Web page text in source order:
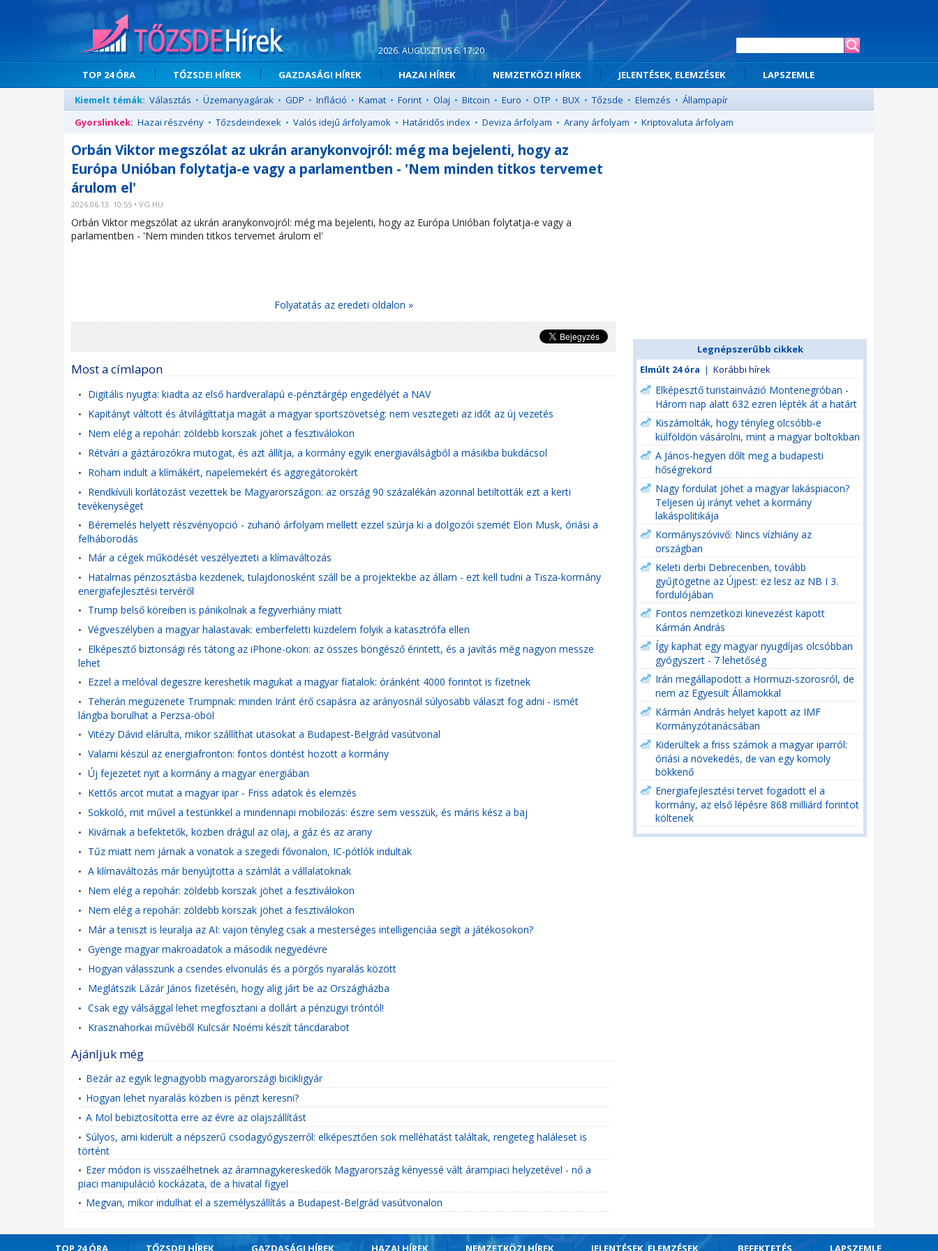
2026. AUGUSZTUS 6. 17:20
TOP 24 ÓRA TŐZSDEI HÍREK GAZDASÁGI HÍREK HAZAI HÍREK NEMZETKÖZI HÍREK JELENTÉSEK, ELEMZÉSEK
LAPSZEMLE
Kiemelt témák: Választás • Üzemanyagárak • GDP • Infláció • Kamat • Forint • Olaj • Bitcoin • Euro • OTP • BUX • Tőzsde • Elemzés • Állampapír
Gyorslinkek: Hazai részvény • Tőzsdeindexek • Valós idejű árfolyamok • Határidős index • Deviza árfolyam • Arany árfolyam • Kriptovaluta árfolyam
Orbán Viktor megszólat az ukrán aranykonvojról: még ma bejelenti, hogy az
Európa Unióban folytatja-e vagy a parlamentben - 'Nem minden titkos tervemet
árulom el'
2026.06.13. 10:55 • VG.HU
Orbán Viktor megszólat az ukrán aranykonvojról: még ma bejelenti, hogy az Európa Unióban folytatja-e vagy a
parlamentben - 'Nem minden titkos tervemet árulom el'
Folyatatás az eredeti oldalon »
Most a címlapon
• Digitális nyugta: kiadta az első hardveralapú e-pénztárgép engedélyét a NAV
• Kapitányt váltott és átvilágíttatja magát a magyar sportszövetség: nem vesztegeti az időt az új vezetés
• Nem elég a repohár: zöldebb korszak jöhet a fesztiválokon
• Rétvári a gáztározókra mutogat, és azt állítja, a kormány egyik energiaválságból a másikba bukdácsol
• Roham indult a klímákért, napelemekért és aggregátorokért
• Rendkívüli korlátozást vezettek be Magyarországon: az ország 90 százalékán azonnal betiltották ezt a kerti
tevékenységet
• Béremelés helyett részvényopció - zuhanó árfolyam mellett ezzel szúrja ki a dolgozói szemét Elon Musk, óriási a
felháborodás
• Már a cégek működését veszélyezteti a klímaváltozás
• Hatalmas pénzosztásba kezdenek, tulajdonosként száll be a projektekbe az állam - ezt kell tudni a Tisza-kormány
energiafejlesztési tervéről
• Trump belső köreiben is pánikolnak a fegyverhiány miatt
• Végveszélyben a magyar halastavak: emberfeletti küzdelem folyik a katasztrófa ellen
• Elképesztő biztonsági rés tátong az iPhone-okon: az összes böngésző érintett, és a javítás még nagyon messze
lehet
• Ezzel a melóval degeszre kereshetik magukat a magyar fiatalok: óránként 4000 forintot is fizetnek
• Teherán megüzenete Trumpnak: minden Iránt érő csapásra az arányosnál súlyosabb választ fog adni - ismét
lángba borulhat a Perzsa-öböl
• Vitézy Dávid elárulta, mikor szállíthat utasokat a Budapest-Belgrád vasútvonal
• Valami készül az energiafronton: fontos döntést hozott a kormány
• Új fejezetet nyit a kormány a magyar energiában
• Kettős arcot mutat a magyar ipar - Friss adatok és elemzés
• Sokkoló, mit művel a testünkkel a mindennapi mobilozás: észre sem vesszük, és máris kész a baj
• Kivárnak a befektetők, közben drágul az olaj, a gáz és az arany
• Tűz miatt nem járnak a vonatok a szegedi fővonalon, IC-pótlók indultak
• A klímaváltozás már benyújtotta a számlát a vállalatoknak
• Nem elég a repohár: zöldebb korszak jöhet a fesztiválokon
• Nem elég a repohár: zöldebb korszak jöhet a fesztiválokon
• Már a teniszt is leuralja az AI: vajon tényleg csak a mesterséges intelligenciáa segít a játékosokon?
• Gyenge magyar makroadatok a második negyedévre
• Hogyan válasszunk a csendes elvonulás és a pörgős nyaralás között
• Meglátszik Lázár János fizetésén, hogy alig járt be az Országházba
• Csak egy válsággal lehet megfosztani a dollárt a pénzügyi tróntól!
• Krasznahorkai művéből Kulcsár Noémi készít táncdarabot
Ajánljuk még
• Bezár az egyik legnagyobb magyarországi bicikligyár
• Hogyan lehet nyaralás közben is pénzt keresni?
• A Mol bebiztosította erre az évre az olajszállítást
• Súlyos, ami kiderült a népszerű csodagyógyszerről: elképesztően sok melléhatást találtak, rengeteg haláleset is
történt
• Ezer módon is visszaélhetnek az áramnagykereskedők Magyarország kényessé vált árampiaci helyzetével - nő a
piaci manipuláció kockázata, de a hivatal figyel
• Megvan, mikor indulhat el a személyszállítás a Budapest-Belgrád vasútvonalon
Legnépszerűbb cikkek
Elmúlt 24 óra | Korábbi hírek
Elképesztő turistainvázió Montenegróban -
Három nap alatt 632 ezren lépték át a határt
Kiszámolták, hogy tényleg olcsóbb-e
külföldön vásárolni, mint a magyar boltokban
A János-hegyen dőlt meg a budapesti
hőségrekord
Nagy fordulat jöhet a magyar lakáspiacon?
Teljesen új irányt vehet a kormány
lakáspolitikája
Kormányszóvivő: Nincs vízhiány az
országban
Keleti derbi Debrecenben, tovább
gyűjtögetne az Újpest: ez lesz az NB I 3.
fordulójában
Fontos nemzetközi kinevezést kapott
Kármán András
Így kaphat egy magyar nyugdíjas olcsóbban
gyógyszert - 7 lehetőség
Irán megállapodott a Hormuzi-szorosról, de
nem az Egyesült Államokkal
Kármán András helyet kapott az IMF
Kormányzótanácsában
Kiderültek a friss számok a magyar iparról:
óriási a növekedés, de van egy komoly
bökkenő
Energiafejlesztési tervet fogadott el a
kormány, az első lépésre 868 milliárd forintot
költenek
TOP 24 ÓRA TŐZSDEI HÍREK GAZDASÁGI HÍREK HAZAI HÍREK NEMZETKÖZI HÍREK JELENTÉSEK, ELEMZÉSEK BEFEKTETÉS LAPSZEMLE